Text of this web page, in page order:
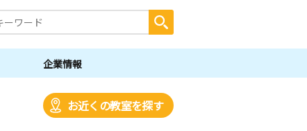
企業情報
お近くの教室を探す